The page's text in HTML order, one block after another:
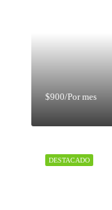
$900/Por mes
DESTACADO